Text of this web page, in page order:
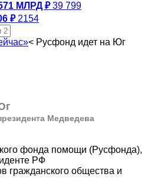
МЛРД ₽ 39 799
₽ 2154
< Русфонд идет на Юг
Медведева
фонда помощи (Русфонда),
РФ
гражданского общества и